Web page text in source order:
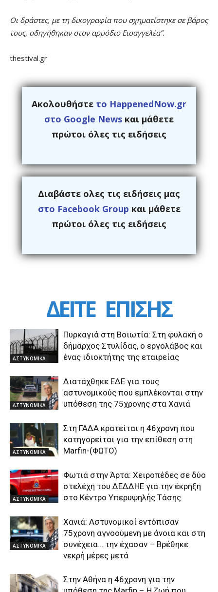
Οι δράστες, με τη δικογραφία που σχηματίστηκε σε βάρος
τους, οδηγήθηκαν στον αρμόδιο Εισαγγελέα”.
thestival.gr
Ακολουθήστε το HappenedNow.gr
στο Google News και μάθετε
πρώτοι όλες τις ειδήσεις
Διαβάστε ολες τις ειδήσεις μας
στο Facebook Group και μάθετε
πρώτοι όλες τις ειδήσεις
ΔΕΙΤΕ ΕΠΙΣΗΣ
ΑΣΤΥΝΟΜΙΚΑ
Πυρκαγιά στη Βοιωτία: Στη φυλακή ο
δήμαρχος Στυλίδας, ο εργολάβος και
ένας ιδιοκτήτης της εταιρείας
ΑΣΤΥΝΟΜΙΚΑ
Διατάχθηκε ΕΔΕ για τους
αστυνομικούς που εμπλέκονται στην
υπόθεση της 75χρονης στα Χανιά
ΑΣΤΥΝΟΜΙΚΑ
Στη ΓΑΔΑ κρατείται η 46χρονη που
κατηγορείται για την επίθεση στη
Marfin-(ΦΩΤΟ)
ΑΣΤΥΝΟΜΙΚΑ
Φωτιά στην Άρτα: Χειροπέδες σε δύο
στελέχη του ΔΕΔΔΗΕ για την έκρηξη
στο Κέντρο Υπερυψηλής Τάσης
ΑΣΤΥΝΟΜΙΚΑ
Χανιά: Αστυνομικοί εντόπισαν
75χρονη αγνοούμενη με άνοια και στη
συνέχεια… την έχασαν – Βρέθηκε
νεκρή μέρες μετά
Στην Αθήνα η 46χρονη για την